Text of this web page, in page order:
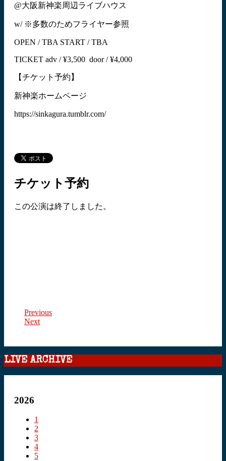
@大阪新神楽周辺ライブハウス
w/ ※多数のためフライヤー参照
OPEN / TBA START / TBA
TICKET adv / ¥3,500 door / ¥4,000
【チケット予約】
新神楽ホームページ
https://sinkagura.tumblr.com/
チケット予約
この公演は終了しました。
Previous
Next
LIVE ARCHIVE
2026
1
2
3
4
5